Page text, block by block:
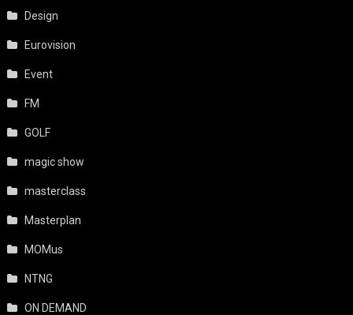
Design
Eurovision
Event
FM
GOLF
magic show
masterclass
Masterplan
MOMus
NTNG
ON DEMAND